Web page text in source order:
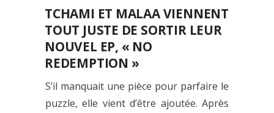
TCHAMI ET MALAA VIENNENT
TOUT JUSTE DE SORTIR LEUR
NOUVEL EP, « NO
REDEMPTION »
S’il manquait une pièce pour parfaire le
puzzle, elle vient d’être ajoutée. Après